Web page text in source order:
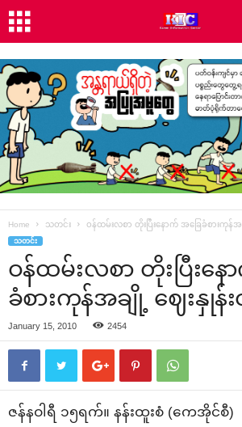
Home သတင်း ဝန်ထမ်းလစာ တိုးပြီး‌နောက် အ‌ခြေခံစားကု
သတင်း
ဝန်ထမ်းလစာ တိုးပြီး‌နေ
ခံစားကုန်အချို့ ‌ဈေးနှု
January 15, 2010 2454
ဇန်နဝါရီ ၁၅ရက်။ နန်းထူးစံ (‌ကေအိုင်စီ)